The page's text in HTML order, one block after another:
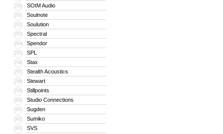
290 SOtM Audio
291 Soulnote
292 Soulution
293 Spectral
294 Spendor
295 SPL
296 Stax
297 Stealth Acoustics
298 Stewart
299 Stillpoints
300 Studio Connections
301 Sugden
302 Sumiko
303 SVS